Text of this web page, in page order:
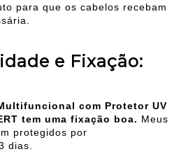
para que os cabelos recebam
e Fixação:
com Protetor UV
tem uma fixação boa. Meus
protegidos por
dias.